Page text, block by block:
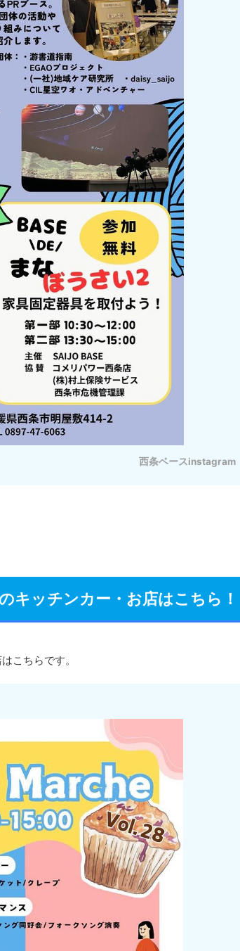
西条ベースinstagram
キッチンカー・お店はこちら！
こちらです。